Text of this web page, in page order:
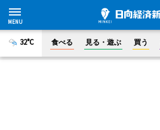
32°C 食べる 見る・遊ぶ 買う